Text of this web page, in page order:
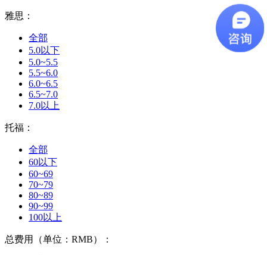
雅思：
全部
5.0以下
5.0~5.5
5.5~6.0
6.0~6.5
6.5~7.0
7.0以上
托福：
全部
60以下
60~69
70~79
80~89
90~99
100以上
总费用（单位：RMB）：